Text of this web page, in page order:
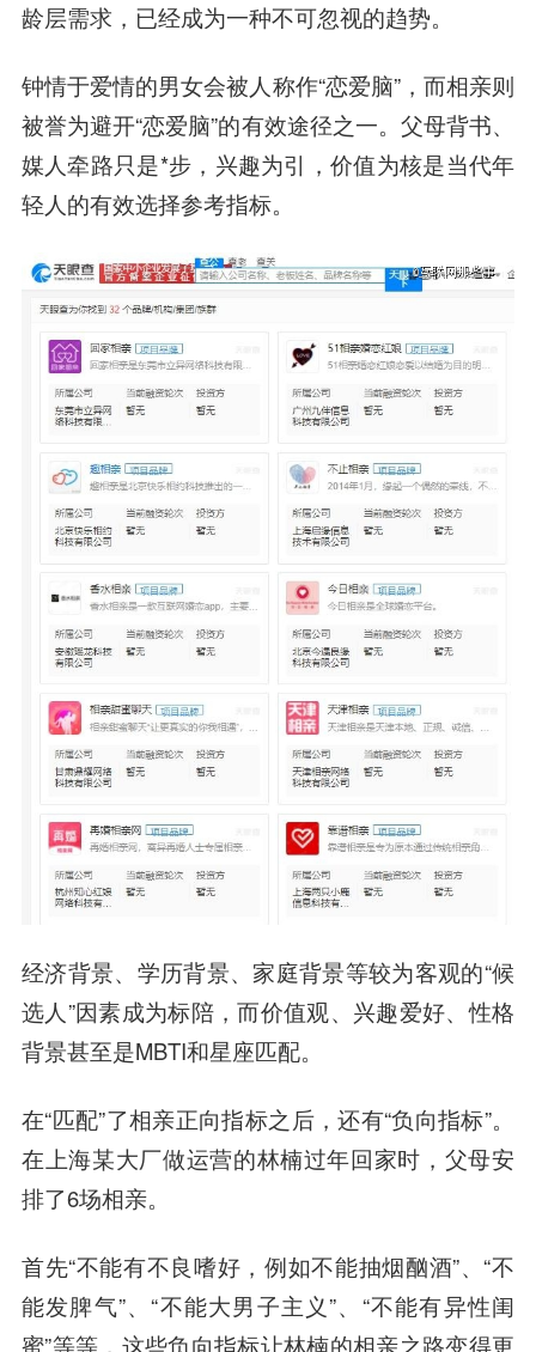
龄层需求，已经成为一种不可忽视的趋势。
钟情于爱情的男女会被人称作“恋爱脑”，而相亲则
被誉为避开“恋爱脑”的有效途径之一。父母背书、
媒人牵路只是*步，兴趣为引，价值为核是当代年
轻人的有效选择参考指标。
经济背景、学历背景、家庭背景等较为客观的“候
选人”因素成为标陪，而价值观、兴趣爱好、性格
背景甚至是MBTI和星座匹配。
在“匹配”了相亲正向指标之后，还有“负向指标”。
在上海某大厂做运营的林楠过年回家时，父母安
排了6场相亲。
首先“不能有不良嗜好，例如不能抽烟酗酒”、“不
能发脾气”、“不能大男子主义”、“不能有异性闺
蜜”等等，这些负向指标让林楠的相亲之路变得更